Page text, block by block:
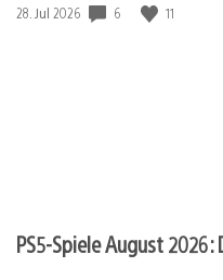
Veröffentlichungsdatum:
28. Jul 2026 6 11
PS5-Spiele August 2026: